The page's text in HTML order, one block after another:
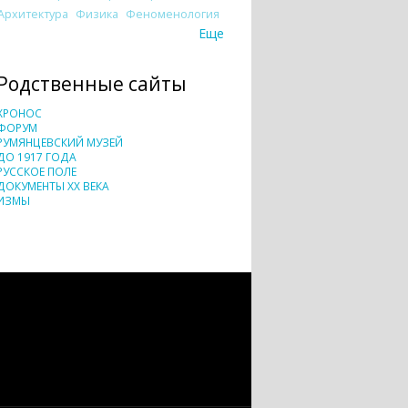
Физика Феноменология
Еще
сайты
МУЗЕЙ
1917 ГОДА
ПОЛЕ
XX ВЕКА